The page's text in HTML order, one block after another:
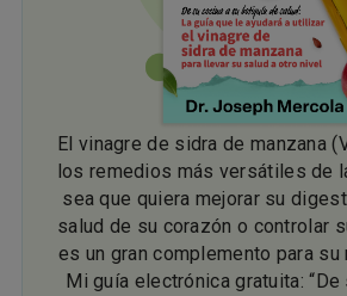
El vinagre de sidra de manzana
los remedios más versátiles de
sea que quiera mejorar su
salud de su corazón o controlar
es un gran complemento para su
Mi guía electrónica gratuita: “De